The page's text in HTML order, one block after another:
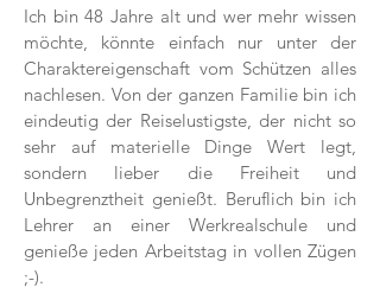
Ich bin 48 Jahre alt und wer mehr wissen
möchte, könnte einfach nur unter der
Charaktereigenschaft vom Schützen alles
nachlesen. Von der ganzen Familie bin ich
eindeutig der Reiselustigste, der nicht so
sehr auf materielle Dinge Wert legt,
sondern lieber die Freiheit und
Unbegrenztheit genießt. Beruflich bin ich
Lehrer an einer Werkrealschule und
genieße jeden Arbeitstag in vollen Zügen
;-).